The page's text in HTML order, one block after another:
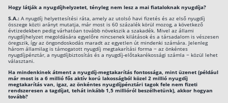
Befektetés
Állampapír
Legjobb befektetés
Részvény vásárlás
Befektetési alapok
Hogy látják a nyugdíjhelyzetet, tényleg nem lesz a mai fiataloknak nyugdíja?
S.A.: A nyugdíj helyettesítési ráta, amely az utolsó havi fizetés és az első nyugdíj
összege közti arányt mutatja, már most is 60 százalék körül mozog, a következő
évtizedekben pedig várhatóan tovább növekszik a szakadék. Mivel az állami
nyugdíjhelyzet megoldására egyelőre nincsenek kilátások és a társadalom is vészesen
öregszik, így az öngondoskodás maradt az egyetlen út mindenki számára. Jelenleg
három államilag is támogatott nyugdíj megtakarítási forma − az önkéntes
nyugdíjpénztár, a nyugdíjbiztosítás és a nyugdíj-előtakarékossági számla − közül lehet
választani.
Ha mindenkinek átment a nyugdíj-megtakarítás fontossága, mint üzenet (például
már most is a 6 millió fős aktív korú lakosságból közel 2 millió nyugdíj
megtakarítás van, igaz, az önkéntes nyugdíjpénztári tagok fele nem fizeti
rendszeresen a tagdíjat, tehát inkább 1,5 millióról beszélhetünk), akkor hogyan
tovább?